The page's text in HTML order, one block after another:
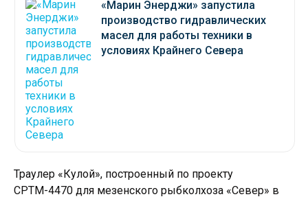
«Марин Энерджи» запустила
производство гидравлических
масел для работы техники в
условиях Крайнего Севера
Траулер «Кулой», построенный по проекту
СРТМ-4470 для мезенского рыбколхоза «Север» в